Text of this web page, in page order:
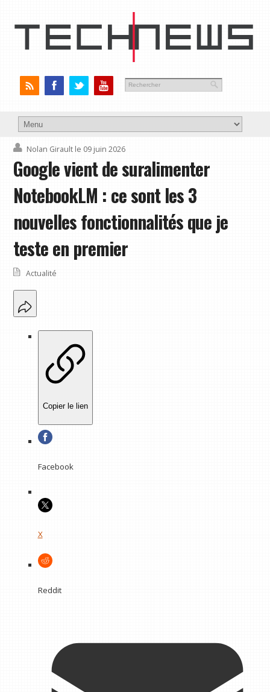
Nolan Girault le 09 juin 2026
Google vient de suralimenter
NotebookLM : ce sont les 3
nouvelles fonctionnalités que je
teste en premier
Actualité
Copier le lien
Facebook
X
Reddit